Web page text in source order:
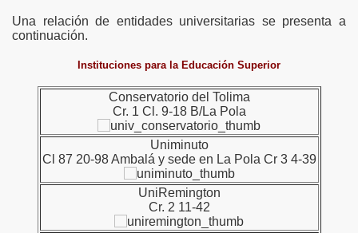
Una relación de entidades universitarias se presenta a
continuación.
Instituciones para la Educación Superior
Conservatorio del Tolima
Cr. 1 Cl. 9-18 B/La Pola
Uniminuto
Cl 87 20-98 Ambalá y sede en La Pola Cr 3 4-39
UniRemington
Cr. 2 11-42